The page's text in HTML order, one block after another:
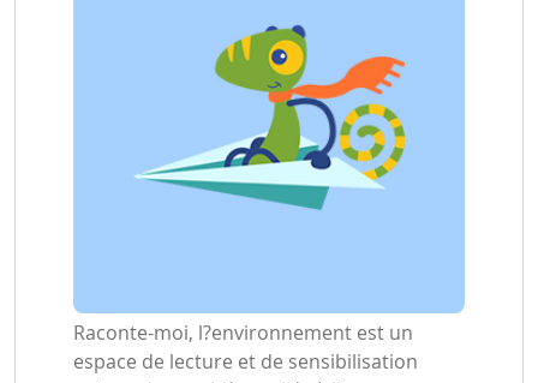
Raconte-moi, l?environnement est un
espace de lecture et de sensibilisation